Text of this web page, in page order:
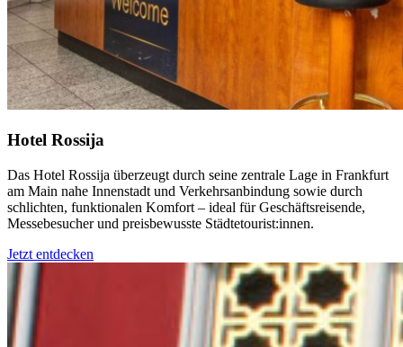
Hotel Rossija
Das Hotel Rossija überzeugt durch seine zentrale Lage in Frankfurt
am Main nahe Innenstadt und Verkehrsanbindung sowie durch
schlichten, funktionalen Komfort – ideal für Geschäftsreisende,
Messebesucher und preisbewusste Städtetourist:innen.
Jetzt entdecken